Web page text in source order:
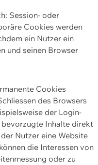
Session- oder
Cookies werden
ein Nutzer ein
und seinen Browser
Cookies
des Browsers
der Login-
Inhalte direkt
Nutzer eine Website
die Interessen von
oder zu